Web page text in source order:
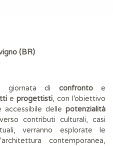
(BR)
giornata di confrontoe
e progettisti, con l’obiettivo
delle potenzialità
contributi culturali, casi
verranno esplorate le
contemporanea,